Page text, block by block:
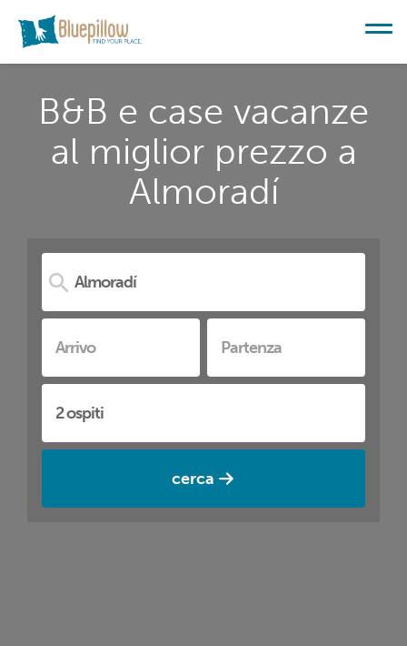
B&B e case vacanze
al miglior prezzo a
Almoradí
cerca